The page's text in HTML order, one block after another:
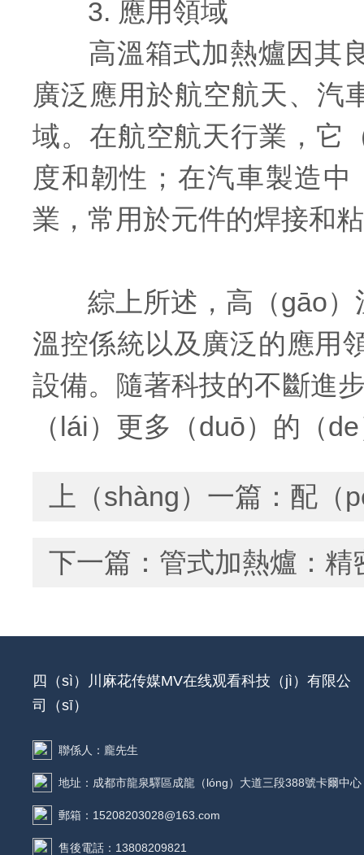
3. 應用領域
高溫箱式加熱爐因其良
廣泛應用於航空航天、汽
域。在航空航天行業，它
度和韌性；在汽車製造
業，常用於元件的焊接和
綜上所述，高（gāo）
溫控係統以及廣泛的應用
設備。隨著科技的不斷進
（lái）更多（duō）的（
上（shàng）一篇： 配（
下一篇： 管式加熱爐：精
四（sì）川麻花传媒MV在线观看科技（jì）有限公
司（sī）
聯係人：龐先生
地址：成都市龍泉驛區成龍（lóng）大道三段388號卡爾中心
郵箱：15208203028@163.com
售後電話：13808209821